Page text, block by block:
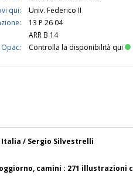
qui:
Univ. Federico II
13 P 26 04
ARR B 14
Opac:
Controlla la disponibilità qui
/ Sergio Silvestrelli
camini : 271